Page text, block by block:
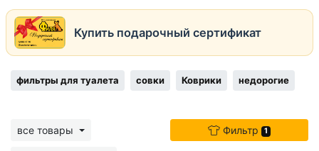
Купить подарочный сертификат
фильтры для туалета совки Коврики недорогие
все товары Фильтр 1